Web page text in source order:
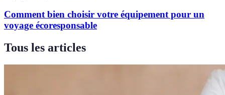
Comment bien choisir votre équipement pour un
voyage écoresponsable
Tous les articles